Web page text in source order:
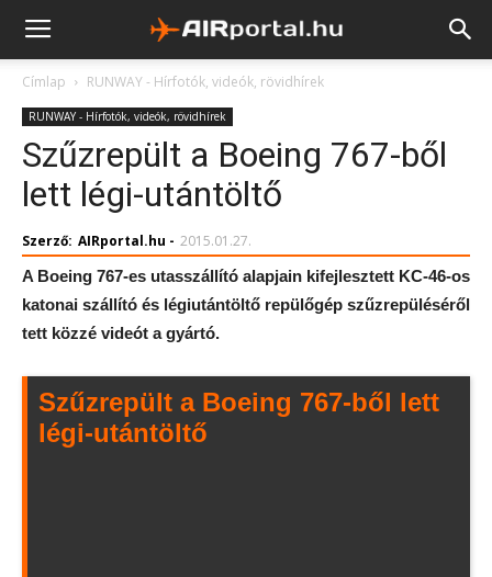
Címlap RUNWAY - Hírfotók, videók, rövidhírek
RUNWAY - Hírfotók, videók, rövidhírek
Szűzrepült a Boeing 767-ből
lett légi-utántöltő
Szerző: AIRportal.hu - 2015.01.27.
A Boeing 767-es utasszállító alapjain kifejlesztett KC-46-os
katonai szállító és légiutántöltő repülőgép szűzrepüléséről
tett közzé videót a gyártó.
Szűzrepült a Boeing 767-ből lett
légi-utántöltő